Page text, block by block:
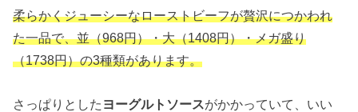
柔らかくジューシーなローストビーフが贅沢につかわれ
た一品で、並（968円）・大（1408円）・メガ盛り
（1738円）の3種類があります。
さっぱりとした ヨーグルトソースがかかっていて、いい